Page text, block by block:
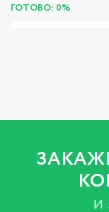
ГОТОВО: 0%
и